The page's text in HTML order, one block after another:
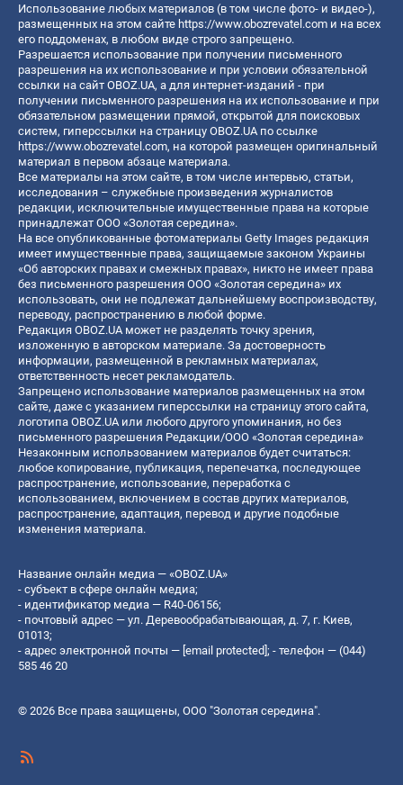
Использование любых материалов (в том числе фото- и видео-),
размещенных на этом сайте https://www.obozrevatel.com и на всех
его поддоменах, в любом виде строго запрещено.
Разрешается использование при получении письменного
разрешения на их использование и при условии обязательной
ссылки на сайт OBOZ.UA, а для интернет-изданий - при
получении письменного разрешения на их использование и при
обязательном размещении прямой, открытой для поисковых
систем, гиперссылки на страницу OBOZ.UA по ссылке
https://www.obozrevatel.com, на которой размещен оригинальный
материал в первом абзаце материала.
Все материалы на этом сайте, в том числе интервью, статьи,
исследования – служебные произведения журналистов
редакции, исключительные имущественные права на которые
принадлежат ООО «Золотая середина».
На все опубликованные фотоматериалы Getty Images редакция
имеет имущественные права, защищаемые законом Украины
«Об авторских правах и смежных правах», никто не имеет права
без письменного разрешения ООО «Золотая середина» их
использовать, они не подлежат дальнейшему воспроизводству,
переводу, распространению в любой форме.
Редакция OBOZ.UA может не разделять точку зрения,
изложенную в авторском материале. За достоверность
информации, размещенной в рекламных материалах,
ответственность несет рекламодатель.
Запрещено использование материалов размещенных на этом
сайте, даже с указанием гиперссылки на страницу этого сайта,
логотипа OBOZ.UA или любого другого упоминания, но без
письменного разрешения Редакции/ООО «Золотая середина»
Незаконным использованием материалов будет считаться:
любое копирование, публикация, перепечатка, последующее
распространение, использование, переработка с
использованием, включением в состав других материалов,
распространение, адаптация, перевод и другие подобные
изменения материала.
Название онлайн медиа — «OBOZ.UA»
- субъект в сфере онлайн медиа;
- идентификатор медиа — R40-06156;
- почтовый адрес — ул. Деревообрабатывающая, д. 7, г. Киев,
01013;
- адрес электронной почты — [email protected]; - телефон — (044)
585 46 20
© 2026 Все права защищены, ООО "Золотая середина".